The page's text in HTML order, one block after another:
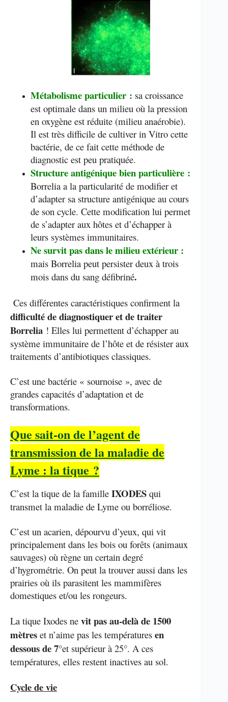
Métabolisme particulier : sa croissance
est optimale dans un milieu où la pression
en oxygène est réduite (milieu anaérobie).
Il est très difficile de cultiver in Vitro cette
bactérie, de ce fait cette méthode de
diagnostic est peu pratiquée.
Structure antigénique bien particulière :
Borrelia a la particularité de modifier et
d’adapter sa structure antigénique au cours
de son cycle. Cette modification lui permet
de s’adapter aux hôtes et d’échapper à
leurs systèmes immunitaires.
Ne survit pas dans le milieu extérieur :
mais Borrelia peut persister deux à trois
mois dans du sang défibriné.
Ces différentes caractéristiques confirment la
difficulté de diagnostiquer et de traiter
Borrelia ! Elles lui permettent d’échapper au
système immunitaire de l’hôte et de résister aux
traitements d’antibiotiques classiques.
C’est une bactérie « sournoise », avec de
grandes capacités d’adaptation et de
transformations.
Que sait-on de l’agent de
transmission de la maladie de
Lyme : la tique ?
C’est la tique de la famille IXODES qui
transmet la maladie de Lyme ou borréliose.
C’est un acarien, dépourvu d’yeux, qui vit
principalement dans les bois ou forêts (animaux
sauvages) où règne un certain degré
d’hygrométrie. On peut la trouver aussi dans les
prairies où ils parasitent les mammifères
domestiques et/ou les rongeurs.
La tique Ixodes ne vit pas au-delà de 1500
mètres et n’aime pas les températures en
dessous de 7°et supérieur à 25°. A ces
températures, elles restent inactives au sol.
Cycle de vie